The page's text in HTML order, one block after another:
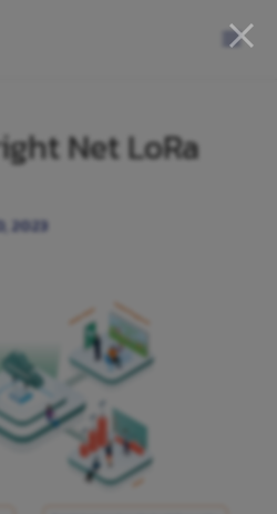
Net LoRa
2023